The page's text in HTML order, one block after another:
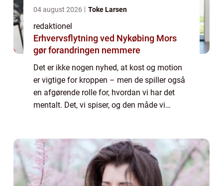
04 august 2026 Toke Larsen
redaktionel
Erhvervsflytning ved Nykøbing Mors
gør forandringen nemmere
Det er ikke nogen nyhed, at kost og motion
er vigtige for kroppen – men de spiller også
en afgørende rolle for, hvordan vi har det
mentalt. Det, vi spiser, og den måde vi